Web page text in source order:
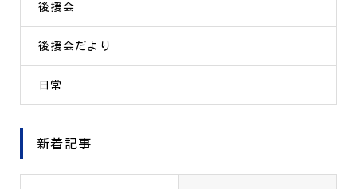
後援会
後援会だより
日常
新着記事